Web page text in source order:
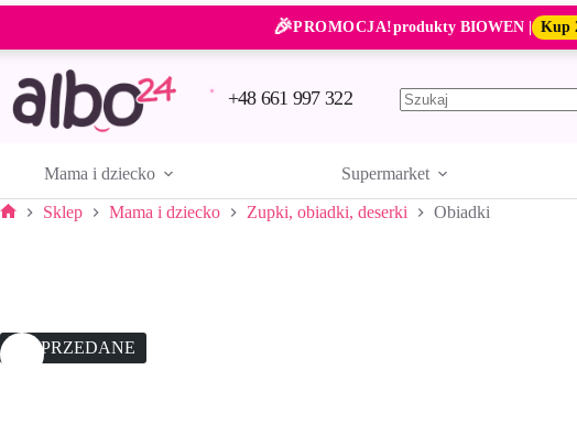
Przejdź
treści
🎉PROMOCJA!produkty BIOWEN | Kup
+48 661 997 322
Mama i dziecko Supermarket
Sklep Mama i dziecko Zupki, obiadki, deserki Obiadki
WYPRZEDANE